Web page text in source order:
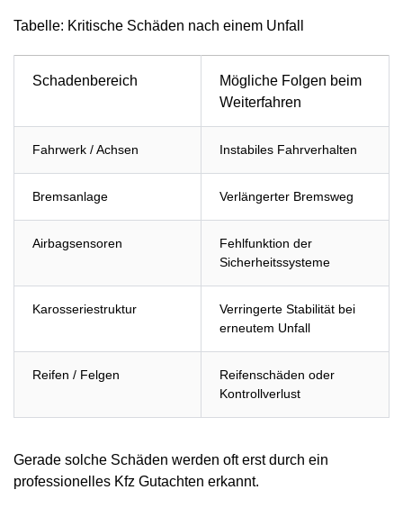
Tabelle: Kritische Schäden nach einem Unfall
Schadenbereich
Mögliche Folgen beim
Weiterfahren
Fahrwerk / Achsen Instabiles Fahrverhalten
Bremsanlage Verlängerter Bremsweg
Airbagsensoren
Fehlfunktion der
Sicherheitssysteme
Karosseriestruktur
Verringerte Stabilität bei
erneutem Unfall
Reifen / Felgen
Reifenschäden oder
Kontrollverlust
Gerade solche Schäden werden oft erst durch ein
professionelles Kfz Gutachten erkannt.